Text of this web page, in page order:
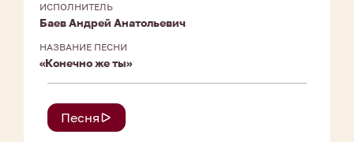
ИСПОЛНИТЕЛЬ
Баев Андрей Анатольевич
НАЗВАНИЕ ПЕСНИ
«Конечно же ты»
Песня